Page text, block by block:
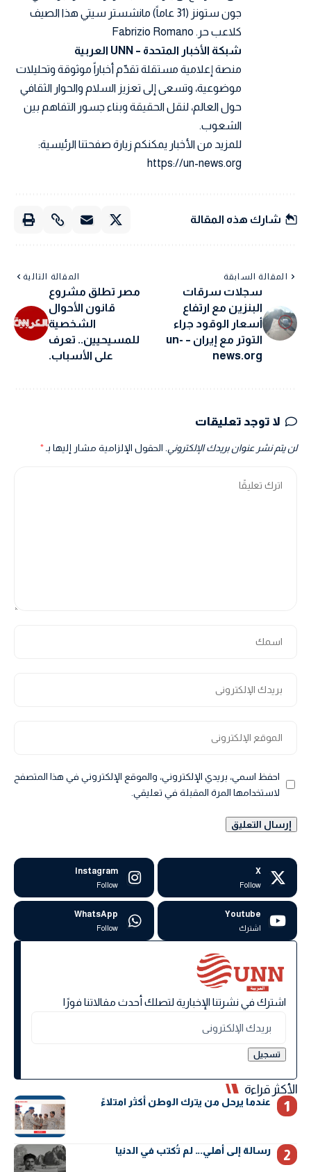
جون ستونز (31 عاماً) مانشستر سيتي هذا الصيف
كلاعب حر. Fabrizio Romano
شبكة الأخبار المتحدة – UNN العربية
منصة إعلامية مستقلة تقدّم أخباراً موثوقة وتحليلات
موضوعية، وتسعى إلى تعزيز السلام والحوار الثقافي
حول العالم، لنقل الحقيقة وبناء جسور التفاهم بين
الشعوب.
للمزيد من الأخبار يمكنكم زيارة صفحتنا الرئيسية:
https://un-news.org
شارك هذه المقالة
المقالة السابقة
سجلات سرقات
البنزين مع ارتفاع
أسعار الوقود جراء
التوتر مع إيران – un-
news.org
المقالة التالية
مصر تطلق مشروع
قانون الأحوال
الشخصية
للمسيحيين.. تعرف
على الأسباب.
لا توجد تعليقات
لن يتم نشر عنوان بريدك الإلكتروني. الحقول الإلزامية مشار إليها بـ
احفظ اسمي، بريدي الإلكتروني، والموقع الإلكتروني في هذا المتصفح
لاستخدامها المرة المقبلة في تعليقي.
X
Follow
Instagram
Follow
Youtube
اشترك
WhatsApp
Follow
اشترك في نشرتنا الإخبارية لتصلك أحدث مقالاتنا فورًا
الأكثر قراءة
عندما يرحل من يترك الوطن أكثر امتلاءً
رسالة إلى أهلي… لم تُكتب في الدنيا